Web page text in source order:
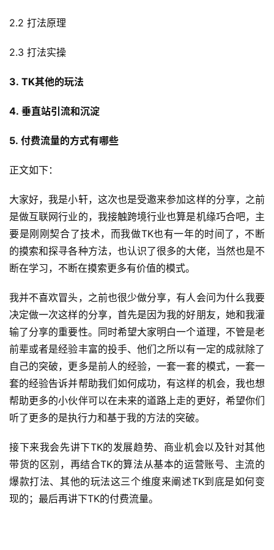
2.2 打法原理
2.3 打法实操
3. TK其他的玩法
4. 垂直站引流和沉淀
5. 付费流量的方式有哪些
正文如下：
大家好，我是小轩，这次也是受邀来参加这样的分享，之前
是做互联网行业的，我接触跨境行业也算是机缘巧合吧，主
要是刚刚契合了技术，而我做TK也有一年的时间了，不断
的摸索和探寻各种方法，也认识了很多的大佬，当然也是不
断在学习，不断在摸索更多有价值的模式。
我并不喜欢冒头，之前也很少做分享，有人会问为什么我要
决定做一次这样的分享，首先是因为我的好朋友，她和我灌
输了分享的重要性。同时希望大家明白一个道理，不管是老
前辈或者是经验丰富的投手、他们之所以有一定的成就除了
自己的突破，更多是前人的经验，一套一套的模式，一套一
套的经验告诉并帮助我们如何成功，有这样的机会，我也想
帮助更多的小伙伴可以在未来的道路上走的更好，希望你们
听了更多的是执行力和基于我的方法的突破。
接下来我会先讲下TK的发展趋势、商业机会以及针对其他
带货的区别，再结合TK的算法从基本的运营账号、主流的
爆款打法、其他的玩法这三个维度来阐述TK到底是如何变
现的；最后再讲下TK的付费流量。